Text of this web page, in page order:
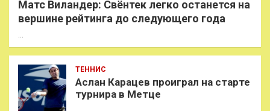
Матс Виландер: Свёнтек легко останется на
вершине рейтинга до следующего года
…
ТЕННИС
Аслан Карацев проиграл на старте
турнира в Метце